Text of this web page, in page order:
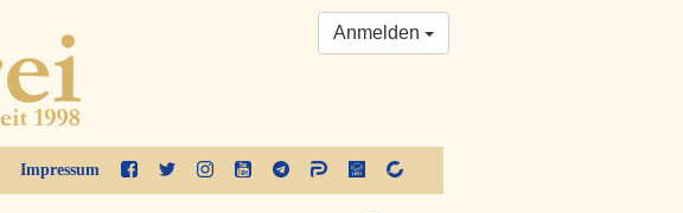
Impressum
Anmelden